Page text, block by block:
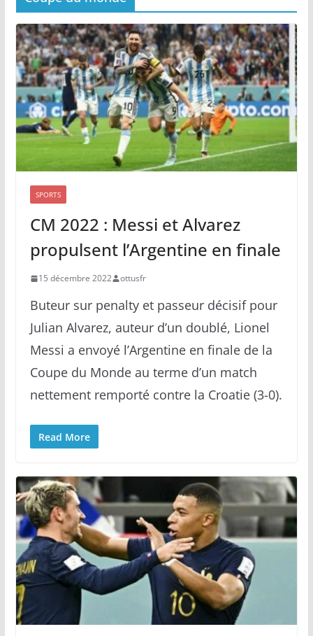
SPORTS
CM 2022 : Messi et Alvarez
propulsent l’Argentine en finale
15 décembre 2022 ottusfr
Buteur sur penalty et passeur décisif pour
Julian Alvarez, auteur d’un doublé, Lionel
Messi a envoyé l’Argentine en finale de la
Coupe du Monde au terme d’un match
nettement remporté contre la Croatie (3-0).
Read More